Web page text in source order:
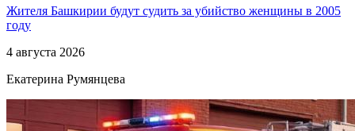
Жителя Башкирии будут судить за убийство женщины в 2005
году
4 августа 2026
Екатерина Румянцева